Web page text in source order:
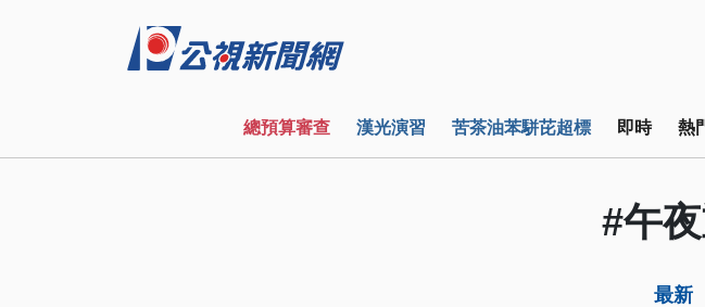
總預算審查 漢光演習 苦茶油苯駢芘超標 即時 熱
#午
最新